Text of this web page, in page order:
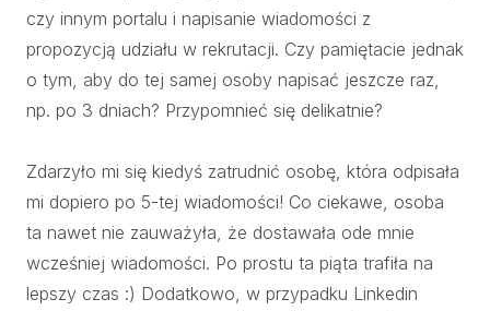
czy innym portalu i napisanie wiadomości z
propozycją udziału w rekrutacji. Czy pamiętacie jednak
o tym, aby do tej samej osoby napisać jeszcze raz,
np. po 3 dniach? Przypomnieć się delikatnie?
Zdarzyło mi się kiedyś zatrudnić osobę, która odpisała
mi dopiero po 5-tej wiadomości! Co ciekawe, osoba
ta nawet nie zauważyła, że dostawała ode mnie
wcześniej wiadomości. Po prostu ta piąta trafiła na
lepszy czas :) Dodatkowo, w przypadku Linkedin